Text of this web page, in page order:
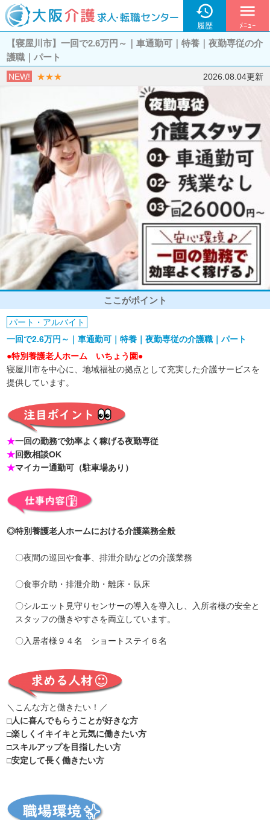

履歴
menu
ﾒﾆｭｰ
【寝屋川市】一回で2.6万円～｜車通勤可｜特養｜夜勤専従の介
護職｜パート
NEW! ★★★ 2026.08.04更新
ここがポイント
パート・アルバイト
一回で2.6万円～｜車通勤可｜特養｜夜勤専従の介護職｜パート
●特別養護老人ホーム いちょう園●
寝屋川市を中心に、地域福祉の拠点として充実した介護サービスを
提供しています。
★一回の勤務で効率よく稼げる夜勤専従
★回数相談OK
★マイカー通勤可（駐車場あり）
◎特別養護老人ホームにおける介護業務全般
〇夜間の巡回や食事、排泄介助などの介護業務
〇食事介助・排泄介助・離床・臥床
〇シルエット見守りセンサーの導入を導入し、入所者様の安全と
スタッフの働きやすさを両立しています。
〇入居者様９４名 ショートステイ６名
＼こんな方と働きたい！／
□人に喜んでもらうことが好きな方
□楽しくイキイキと元気に働きたい方
□スキルアップを目指したい方
□安定して長く働きたい方